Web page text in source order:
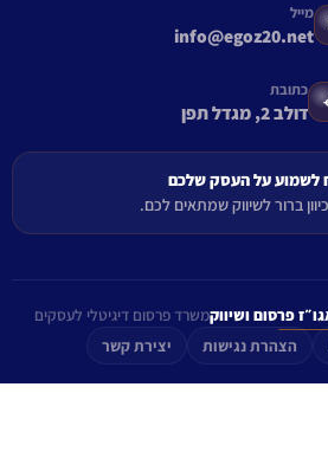
מייל
info@egoz20.net
כתובת
דולב 2, מגדל תפן
לשמוע על העסק שלכם
ברור לשיווק שמתאים לכם.
פרסום ושיווקמשרד פרסום דיגיטלי לעסקים
הצהרת נגישות יצירת קשר